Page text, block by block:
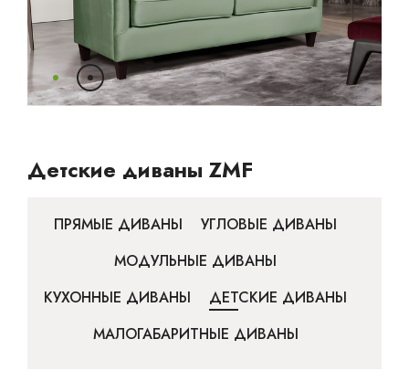
ГДЕ КУПИТЬ
Ваш город: Гомель Брест Гродно
Могилев
Сморгонь
Детские диваны ZMF
ПРЯМЫЕ ДИВАНЫ
УГЛОВЫЕ ДИВАНЫ
МОДУЛЬНЫЕ ДИВАНЫ
КУХОННЫЕ ДИВАНЫ
ДЕТСКИЕ ДИВАНЫ
МАЛОГАБАРИТНЫЕ ДИВАНЫ